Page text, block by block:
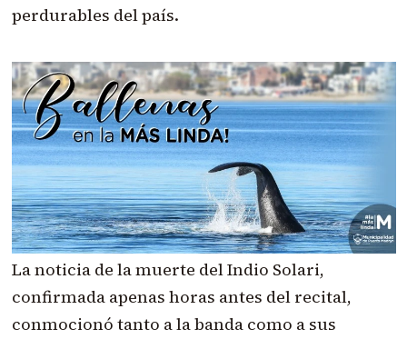
perdurables del país.
La noticia de la muerte del Indio Solari,
confirmada apenas horas antes del recital,
conmocionó tanto a la banda como a sus